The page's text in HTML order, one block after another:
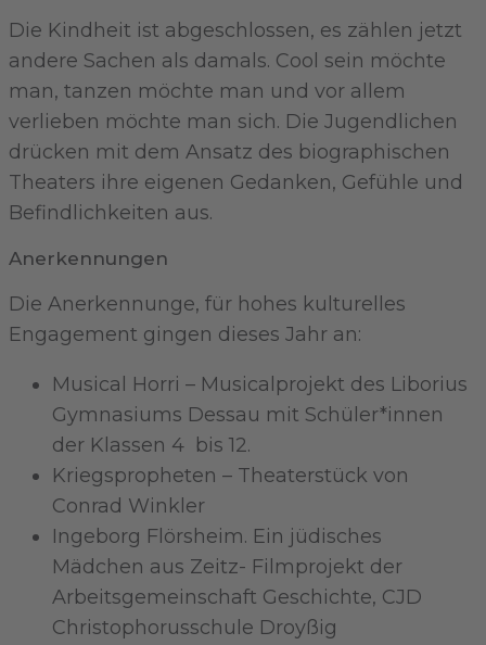
Die Kindheit ist abgeschlossen, es zählen jetzt
andere Sachen als damals. Cool sein möchte
man, tanzen möchte man und vor allem
verlieben möchte man sich. Die Jugendlichen
drücken mit dem Ansatz des biographischen
Theaters ihre eigenen Gedanken, Gefühle und
Befindlichkeiten aus.
Anerkennungen
Die Anerkennunge, für hohes kulturelles
Engagement gingen dieses Jahr an:
Musical Horri – Musicalprojekt des Liborius
Gymnasiums Dessau mit Schüler*innen
der Klassen 4 bis 12.
Kriegspropheten – Theaterstück von
Conrad Winkler
Ingeborg Flörsheim. Ein jüdisches
Mädchen aus Zeitz- Filmprojekt der
Arbeitsgemeinschaft Geschichte, CJD
Christophorusschule Droyßig